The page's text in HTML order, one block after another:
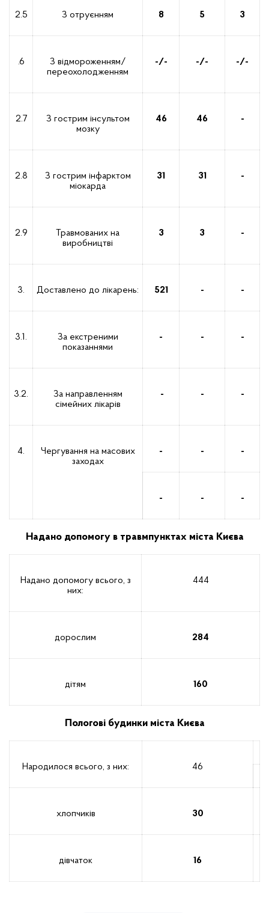
2.5 З отруєнням 8 5 3
.6
З відмороженням/
переохолодженням
-/- -/- -/-
2.7
З гострим інсультом
мозку
46 46 -
2.8
З гострим інфарктом
міокарда
31 31 -
2.9
Травмованих на
виробництві
3 3 -
3. Доставлено до лікарень: 521 - -
3.1.
За екстреними
показаннями
- - -
3.2.
За направленням
сімейних лікарів
- - -
4.
Чергування на масових
заходах
- - -
- - -
Надано допомогу в травмпунктах міста Києва
Надано допомогу всього, з
них:
444
дорослим 284
дітям 160
Пологові будинки міста Києва
Народилося всього, з них: 46
хлопчиків 30
дівчаток 16